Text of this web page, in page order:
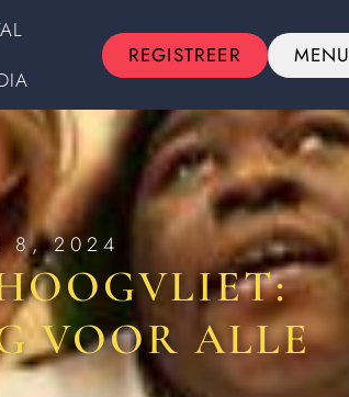
REGISTREER MENU
8, 2024
VOOR ALLE